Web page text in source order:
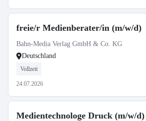
freie/r Medienberater/in (m/w/d)
Bahn-Media Verlag GmbH & Co. KG
Deutschland
Vollzeit
24.07.2026
Medientechnologe Druck (m/w/d)